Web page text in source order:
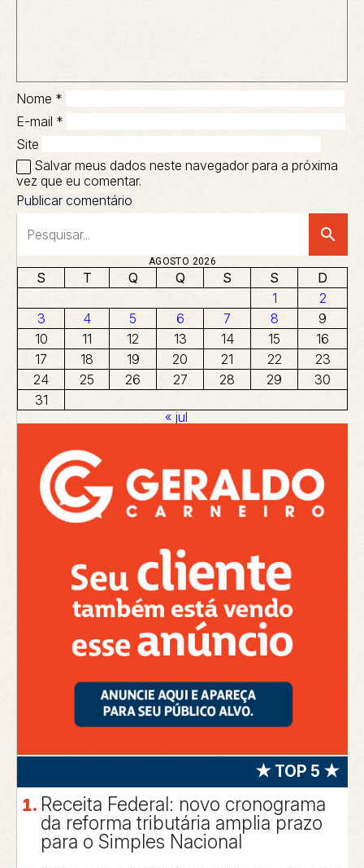
Nome *
E-mail *
Site
Salvar meus dados neste navegador para a próxima
vez que eu comentar.
search
AGOSTO 2026
S T Q Q S S
D
1
2
3
4 5 6 7 8
9
10
11 12 13 14 15
16
17
18 19 20 21 22
23
24
25 26 27 28 29
30
31
« jul
★ TOP 5 ★
Receita Federal: novo cronograma
da reforma tributária amplia prazo
para o Simples Nacional